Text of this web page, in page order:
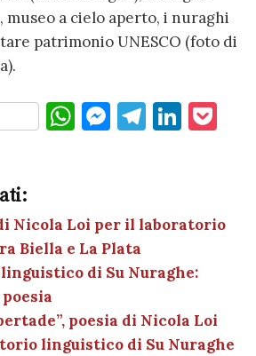
museo a cielo aperto, i nuraghi
patrimonio UNESCO (foto di
W
A
p
p
M
g
er
T
a
Li
dI et
Nicola Loi per il laboratorio
Biella e La Plata
di Su Nuraghe:
poesia di Nicola Loi
linguistico di Su Nuraghe